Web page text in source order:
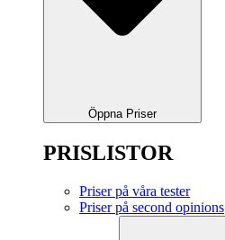
Öppna Priser
PRISLISTOR
Priser på våra tester
Priser på second opinions